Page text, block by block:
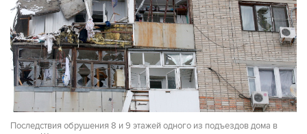
Последствия обрушения 8 и 9 этажей одного из подъездов дома в